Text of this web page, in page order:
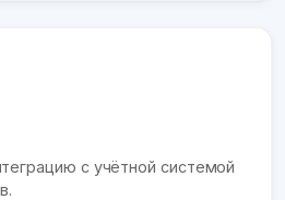
с учётной системой